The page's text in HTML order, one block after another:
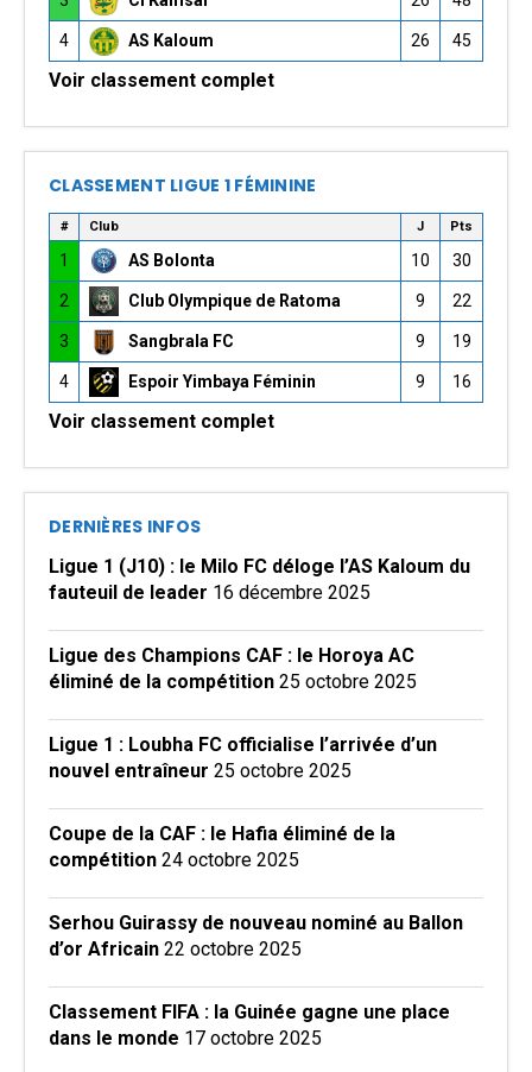
4 AS Kaloum 26 45
Voir classement complet
CLASSEMENT LIGUE 1 FÉMININE
# Club J Pts
1 AS Bolonta 10 30
2 Club Olympique de Ratoma 9 22
3 Sangbrala FC 9 19
4 Espoir Yimbaya Féminin 9 16
Voir classement complet
DERNIÈRES INFOS
Ligue 1 (J10) : le Milo FC déloge l’AS Kaloum du
fauteuil de leader 16 décembre 2025
Ligue des Champions CAF : le Horoya AC
éliminé de la compétition 25 octobre 2025
Ligue 1 : Loubha FC officialise l’arrivée d’un
nouvel entraîneur 25 octobre 2025
Coupe de la CAF : le Hafia éliminé de la
compétition 24 octobre 2025
Serhou Guirassy de nouveau nominé au Ballon
d’or Africain 22 octobre 2025
Classement FIFA : la Guinée gagne une place
dans le monde 17 octobre 2025